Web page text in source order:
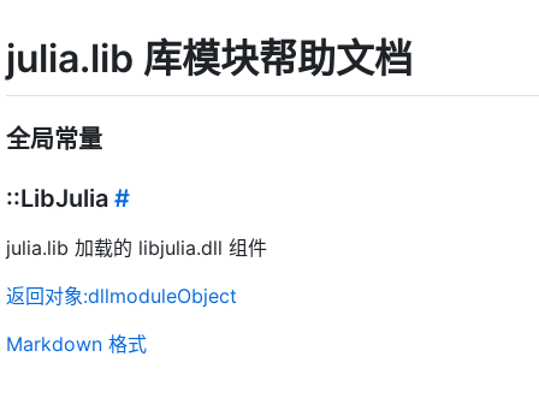
julia.lib 库模块帮助文档
全局常量
::LibJulia #
julia.lib 加载的 libjulia.dll 组件
返回对象:dllmoduleObject
Markdown 格式